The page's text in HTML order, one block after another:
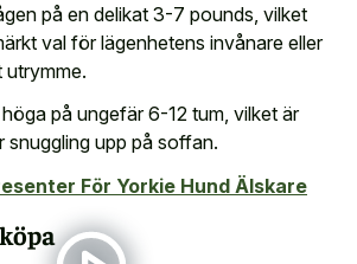
på en delikat 3-7 pounds, vilket
val för lägenhetens invånare eller
utrymme.
på ungefär 6-12 tum, vilket är
snuggling upp på soffan.
För Yorkie Hund Älskare